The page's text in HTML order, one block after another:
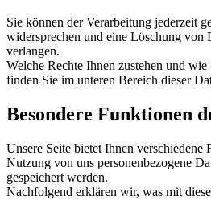
Sie können der Verarbeitung jederzeit
widersprechen und eine Löschung
verlangen.
Welche Rechte Ihnen zustehen und wie
finden Sie im unteren Bereich dieser
Besondere Funktionen
Unsere Seite bietet Ihnen verschiedene
Nutzung von uns personenbezogene
gespeichert werden.
Nachfolgend erklären wir, was mit